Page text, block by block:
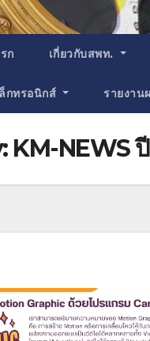
ก เกี่ยวกับสพท.
กทรอนิกส์ รายงาน
KM-NEWS